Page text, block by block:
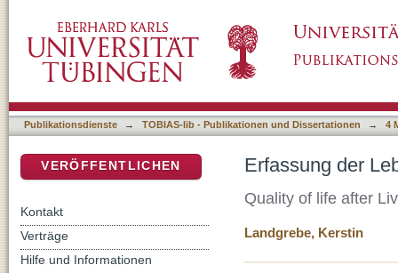
Publikationsdienste → TOBIAS-lib - Publikationen und Dissertationen → 4
Erfassung der
Quality of life after
Landgrebe, Kerstin
VERÖFFENTLICHEN
Kontakt
Verträge
Hilfe und Informationen